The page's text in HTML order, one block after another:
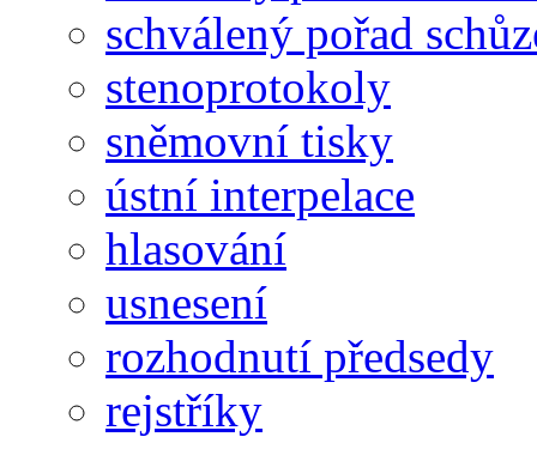
schválený pořad
stenoprotokoly
sněmovní tisky
ústní interpelace
hlasování
usnesení
rozhodnutí předsedy
rejstříky